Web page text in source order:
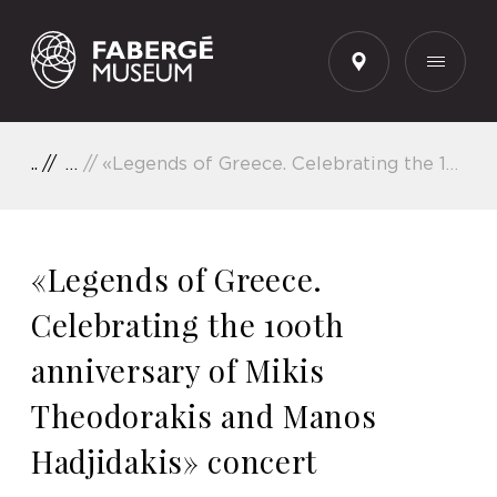
EN
Concerts«Legends of Greece. Celebrating the 100th anniversary of Mikis Theodorakis and Manos Hadjidakis» concert
«Legends of Greece.
Celebrating the 100th
anniversary of Mikis
Theodorakis and Manos
Hadjidakis» concert